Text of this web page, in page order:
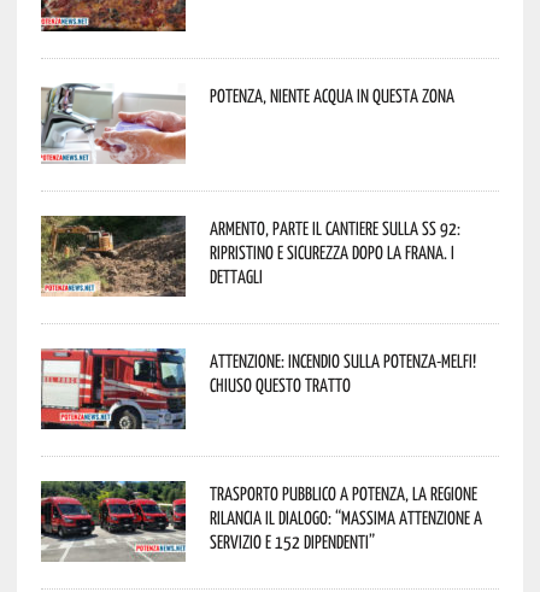
Potenza, niente acqua in questa zona
Armento, parte il cantiere sulla SS 92:
ripristino e sicurezza dopo la frana. I
dettagli
Attenzione: incendio sulla Potenza-Melfi!
Chiuso questo tratto
Trasporto pubblico a Potenza, la Regione
rilancia il dialogo: “Massima attenzione a
servizio e 152 dipendenti”